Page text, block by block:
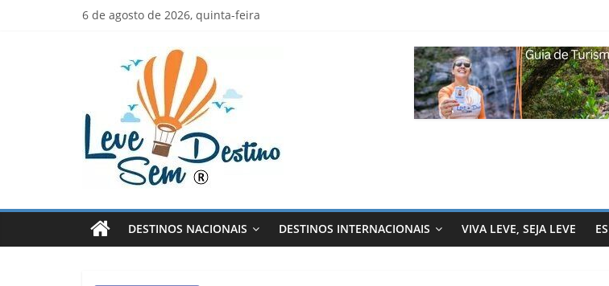
6 de agosto de 2026, quinta-feira
Leve
Sem
Destino
Leve,
Seja
Leve!
DESTINOS NACIONAIS DESTINOS INTERNACIONAIS VIVA LEVE, SEJA LEVE